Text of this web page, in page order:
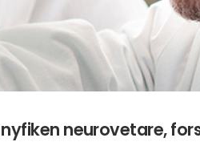
neurovetare,